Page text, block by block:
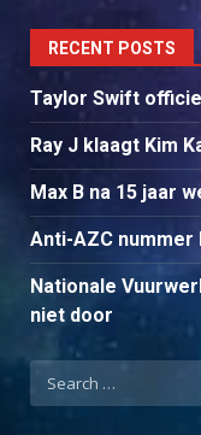
RECENT POSTS
Taylor Swift
Ray J klaagt Kim
Max B na 15 jaar
Anti-AZC
Nationale
niet door
Search
for: